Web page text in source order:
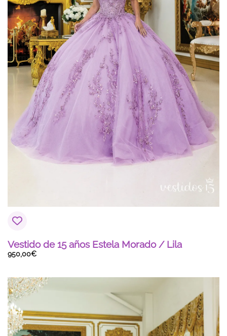
Vestido de 15 años Estela Morado / Lila
950,00€